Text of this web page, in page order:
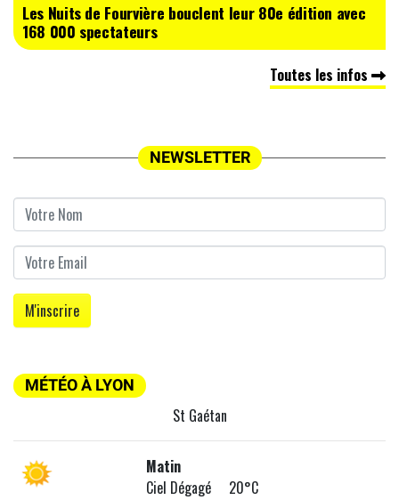
Les Nuits de Fourvière bouclent leur 80e édition avec
168 000 spectateurs
Toutes les infos
NEWSLETTER
MÉTÉO À LYON
St Gaétan
Matin
Ciel Dégagé 20°C